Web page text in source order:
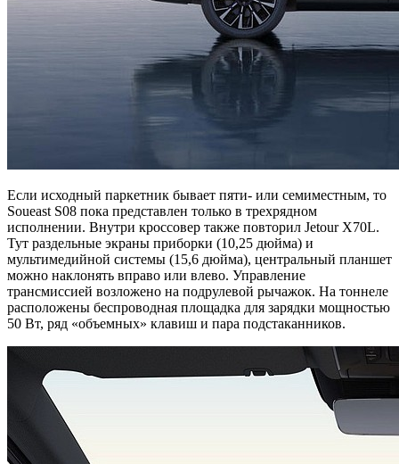
Если исходный паркетник бывает пяти- или семиместным, то
Soueast S08 пока представлен только в трехрядном
исполнении. Внутри кроссовер также повторил Jetour X70L.
Тут раздельные экраны приборки (10,25 дюйма) и
мультимедийной системы (15,6 дюйма), центральный планшет
можно наклонять вправо или влево. Управление
трансмиссией возложено на подрулевой рычажок. На тоннеле
расположены беспроводная площадка для зарядки мощностью
50 Вт, ряд «объемных» клавиш и пара подстаканников.